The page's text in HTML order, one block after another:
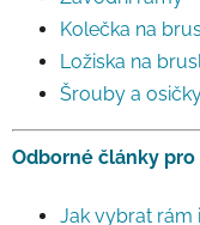
Kolečka na
Ložiska na
Šrouby a
Odborné články
Jak vybrat rám